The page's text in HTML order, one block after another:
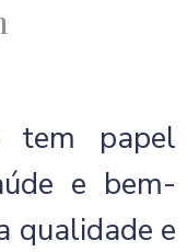
tem papel
e bem-
qualidade e